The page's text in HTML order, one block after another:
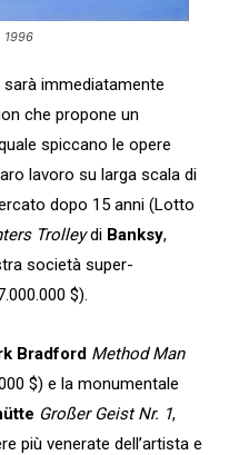
1996
immediatamente
che propone un
spiccano le opere
lavoro su larga scala di
dopo 15 anni (Lotto
Trolleydi Banksy,
società super-
$).
Bradford Method Man
$) e la monumentale
Großer Geist Nr. 1,
più venerate dell’artista e